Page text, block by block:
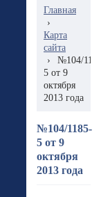
Главная
›
Карта
сайта
›
№104/
5 от 9
октября
2013 года
№104/1185-
5 от 9
октября
2013 года